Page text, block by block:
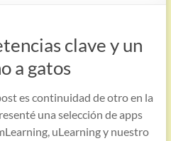
clave y un
a gatos
es continuidad de otro en la
una selección de apps
uLearning y nuestro